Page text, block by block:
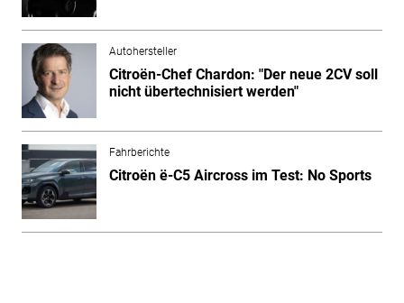
Autohersteller
Citroën-Chef Chardon: "Der neue 2CV soll
nicht übertechnisiert werden"
Fahrberichte
Citroën ë-C5 Aircross im Test: No Sports